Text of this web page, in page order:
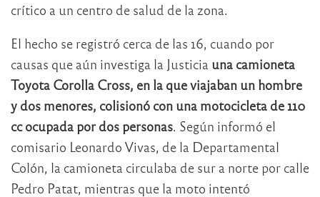
crítico a un centro de salud de la zona.
El hecho se registró cerca de las 16, cuando por
causas que aún investiga la Justicia una camioneta
Toyota Corolla Cross, en la que viajaban un hombre
y dos menores, colisionó con una motocicleta de 110
cc ocupada por dos personas. Según informó el
comisario Leonardo Vivas, de la Departamental
Colón, la camioneta circulaba de sur a norte por calle
Pedro Patat, mientras que la moto intentó